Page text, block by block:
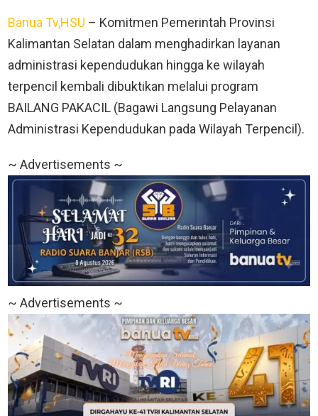
Banua Tv,HSU – Komitmen Pemerintah Provinsi
Kalimantan Selatan dalam menghadirkan layanan
administrasi kependudukan hingga ke wilayah
terpencil kembali dibuktikan melalui program
BAILANG PAKACIL (Bagawi Langsung Pelayanan
Administrasi Kependudukan pada Wilayah Terpencil).
~ Advertisements ~
~ Advertisements ~